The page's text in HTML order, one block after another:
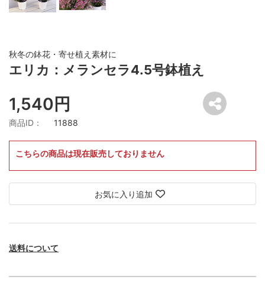
秋冬の鉢花・寄せ植え素材に
エリカ：メランセラ4.5号鉢植え
1,540円
商品ID： 11888
こちらの商品は現在販売しておりません
お気に入り追加
送料について